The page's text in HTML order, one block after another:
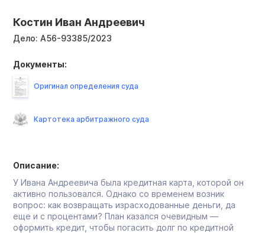
Костин Иван Андреевич
Дело: А56-93385/2023
Описание:
У Ивана Андреевича была кредитная карта, которой он
активно пользовался. Однако со временем возник
вопрос: как возвращать израсходованные деньги, да
еще и с процентами? План казался очевидным —
оформить кредит, чтобы погасить долг по кредитной
Документы:
Оригинал определения суда
Картотека арбитражного суда